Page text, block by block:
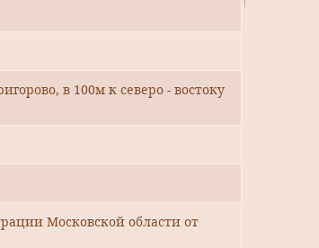
в 100м к северо - востоку
Московской области от